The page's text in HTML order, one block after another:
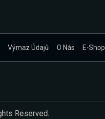
Výmaz Údajů O Nás E-Shop
Reserved.